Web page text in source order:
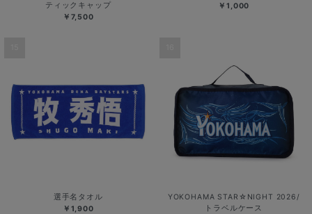
ティックキャップ
￥7,500
￥1,000
選手名タオル
￥1,900
YOKOHAMA STAR☆NIGHT 2026/
トラベルケース